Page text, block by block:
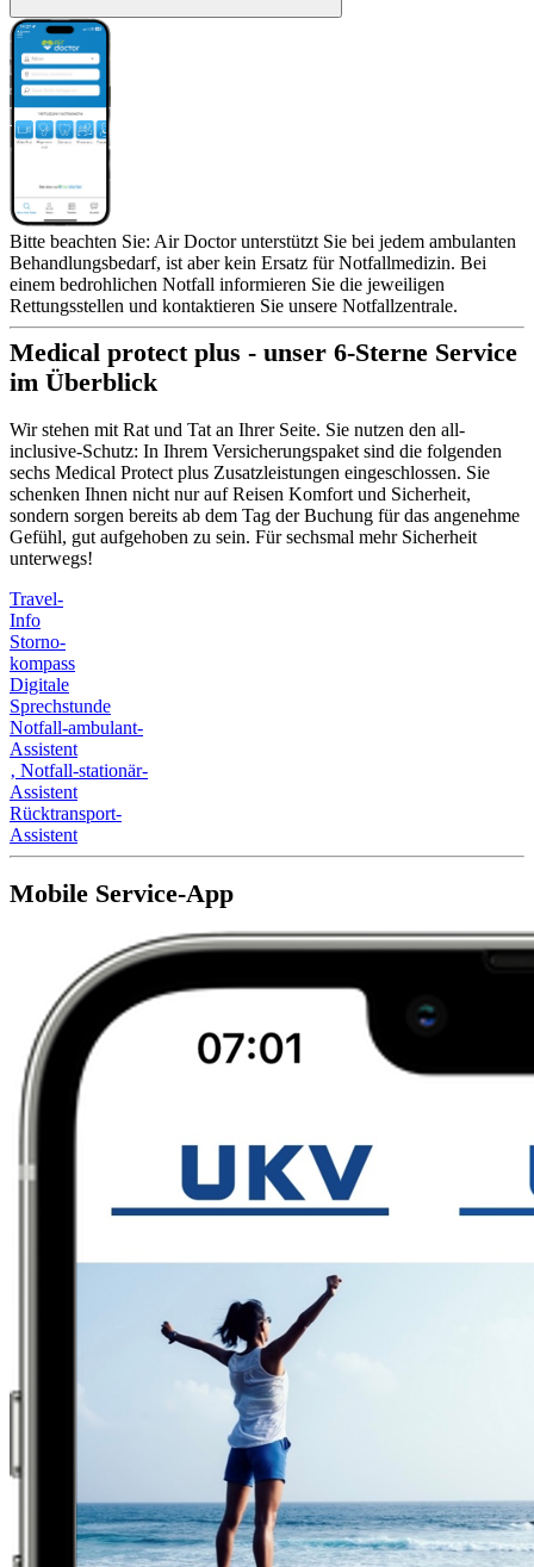
Bitte beachten Sie: Air Doctor unterstützt Sie bei jedem ambulanten
Behandlungsbedarf, ist aber kein Ersatz für Notfallmedizin. Bei
einem bedrohlichen Notfall informieren Sie die jeweiligen
Rettungsstellen und kontaktieren Sie unsere Notfallzentrale.
Medical protect plus - unser 6-Sterne Service
im Überblick
Wir stehen mit Rat und Tat an Ihrer Seite. Sie nutzen den all-
inclusive-Schutz: In Ihrem Versicherungspaket sind die folgenden
sechs Medical Protect plus Zusatzleistungen eingeschlossen. Sie
schenken Ihnen nicht nur auf Reisen Komfort und Sicherheit,
sondern sorgen bereits ab dem Tag der Buchung für das angenehme
Gefühl, gut aufgehoben zu sein. Für sechsmal mehr Sicherheit
unterwegs!
Travel-
Info
Storno-
kompass
Digitale
Sprechstunde
Notfall-ambulant-
Assistent
‚ Notfall-stationär-
Assistent
Rücktransport-
Assistent
Mobile Service-App